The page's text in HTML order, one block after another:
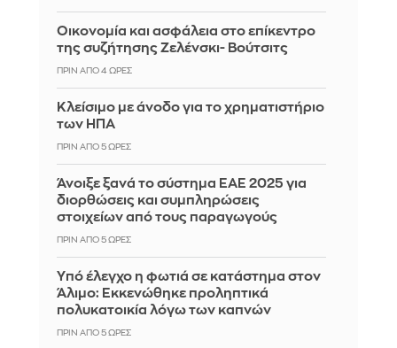
Οικονομία και ασφάλεια στο επίκεντρο
της συζήτησης Ζελένσκι- Βούτσιτς
ΠΡΙΝ ΑΠΌ 4 ΏΡΕΣ
Κλείσιμο με άνοδο για το χρηματιστήριο
των ΗΠΑ
ΠΡΙΝ ΑΠΌ 5 ΏΡΕΣ
Άνοιξε ξανά το σύστημα ΕΑΕ 2025 για
διορθώσεις και συμπληρώσεις
στοιχείων από τους παραγωγούς
ΠΡΙΝ ΑΠΌ 5 ΏΡΕΣ
Yπό έλεγχο η φωτιά σε κατάστημα στον
Άλιμο: Εκκενώθηκε προληπτικά
πολυκατοικία λόγω των καπνών
ΠΡΙΝ ΑΠΌ 5 ΏΡΕΣ